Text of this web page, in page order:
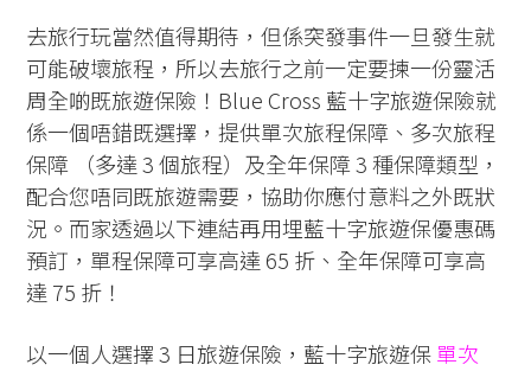
去旅行玩當然值得期待，但係突發事件一旦發生就
可能破壞旅程，所以去旅行之前一定要揀一份靈活
周全啲既旅遊保險！ Blue Cross 藍十字旅遊保險就
係一個唔錯既選擇，提供單次旅程保障、多次旅程
保障 （多達 3 個旅程）及全年保障 3 種保障類型，
配合您唔同既旅遊需要，協助你應付意料之外既狀
況。而家透過以下連結再用埋藍十字旅遊保優惠碼
預訂，單程保障可享高達 65 折、全年保障可享高
達 75 折！
以一個人選擇 3 日旅遊保險， 藍十字旅遊保單次